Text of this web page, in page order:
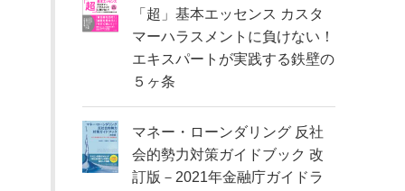
「超」基本エッセンス カスタ
マーハラスメントに負けない！
エキスパートが実践する鉄壁の
５ヶ条
マネー・ローンダリング 反社
会的勢力対策ガイドブック 改
訂版－2021年金融庁ガイドラ